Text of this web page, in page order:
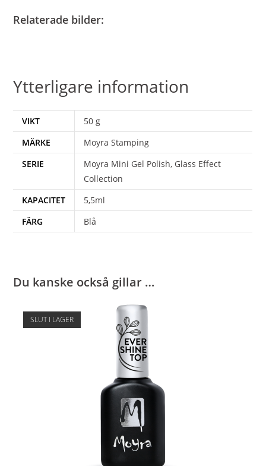
Relaterade bilder:
Ytterligare information
VIKT
50 g
MÄRKE
Moyra Stamping
SERIE
Moyra Mini Gel Polish, Glass Effect
Collection
KAPACITET
5,5ml
FÄRG
Blå
Du kanske också gillar …
SLUT I LAGER